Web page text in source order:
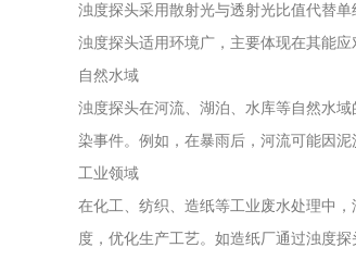
浊度探头采用散射光与透射光比值代替
浊度探头适用环境广，主要体现在其能
自然水域
浊度探头在河流、湖泊、水库等自然水
染事件。例如，在暴雨后，河流可能因
工业领域
在化工、纺织、造纸等工业废水处理中
度，优化生产工艺。如造纸厂通过浊度